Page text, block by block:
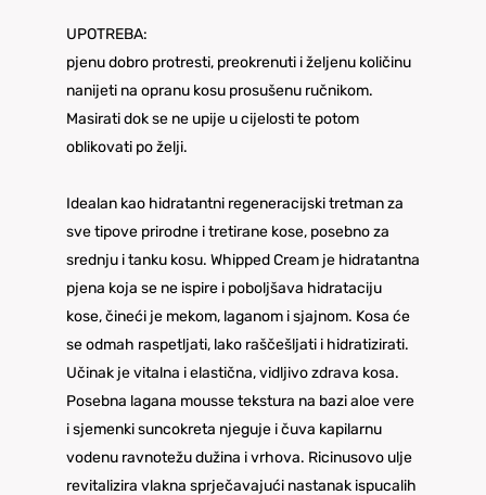
UPOTREBA:
pjenu dobro protresti, preokrenuti i željenu količinu
nanijeti na opranu kosu prosušenu ručnikom.
Masirati dok se ne upije u cijelosti te potom
oblikovati po želji.
Idealan kao hidratantni regeneracijski tretman za
sve tipove prirodne i tretirane kose, posebno za
srednju i tanku kosu. Whipped Cream je hidratantna
pjena koja se ne ispire i poboljšava hidrataciju
kose, čineći je mekom, laganom i sjajnom. Kosa će
se odmah raspetljati, lako raščešljati i hidratizirati.
Učinak je vitalna i elastična, vidljivo zdrava kosa.
Posebna lagana mousse tekstura na bazi aloe vere
i sjemenki suncokreta njeguje i čuva kapilarnu
vodenu ravnotežu dužina i vrhova. Ricinusovo ulje
revitalizira vlakna sprječavajući nastanak ispucalih